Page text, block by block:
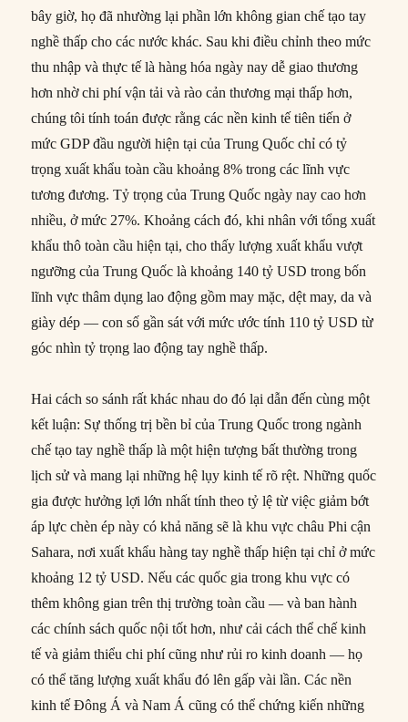
bây giờ, họ đã nhường lại phần lớn không gian chế tạo tay
nghề thấp cho các nước khác. Sau khi điều chỉnh theo mức
thu nhập và thực tế là hàng hóa ngày nay dễ giao thương
hơn nhờ chi phí vận tải và rào cản thương mại thấp hơn,
chúng tôi tính toán được rằng các nền kinh tế tiên tiến ở
mức GDP đầu người hiện tại của Trung Quốc chỉ có tỷ
trọng xuất khẩu toàn cầu khoảng 8% trong các lĩnh vực
tương đương. Tỷ trọng của Trung Quốc ngày nay cao hơn
nhiều, ở mức 27%. Khoảng cách đó, khi nhân với tổng xuất
khẩu thô toàn cầu hiện tại, cho thấy lượng xuất khẩu vượt
ngưỡng của Trung Quốc là khoảng 140 tỷ USD trong bốn
lĩnh vực thâm dụng lao động gồm may mặc, dệt may, da và
giày dép — con số gần sát với mức ước tính 110 tỷ USD từ
góc nhìn tỷ trọng lao động tay nghề thấp.
Hai cách so sánh rất khác nhau do đó lại dẫn đến cùng một
kết luận: Sự thống trị bền bỉ của Trung Quốc trong ngành
chế tạo tay nghề thấp là một hiện tượng bất thường trong
lịch sử và mang lại những hệ lụy kinh tế rõ rệt. Những quốc
gia được hưởng lợi lớn nhất tính theo tỷ lệ từ việc giảm bớt
áp lực chèn ép này có khả năng sẽ là khu vực châu Phi cận
Sahara, nơi xuất khẩu hàng tay nghề thấp hiện tại chỉ ở mức
khoảng 12 tỷ USD. Nếu các quốc gia trong khu vực có
thêm không gian trên thị trường toàn cầu — và ban hành
các chính sách quốc nội tốt hơn, như cải cách thể chế kinh
tế và giảm thiểu chi phí cũng như rủi ro kinh doanh — họ
có thể tăng lượng xuất khẩu đó lên gấp vài lần. Các nền
kinh tế Đông Á và Nam Á cũng có thể chứng kiến những